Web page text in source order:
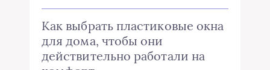
Как выбрать пластиковые окна
для дома, чтобы они
действительно работали на